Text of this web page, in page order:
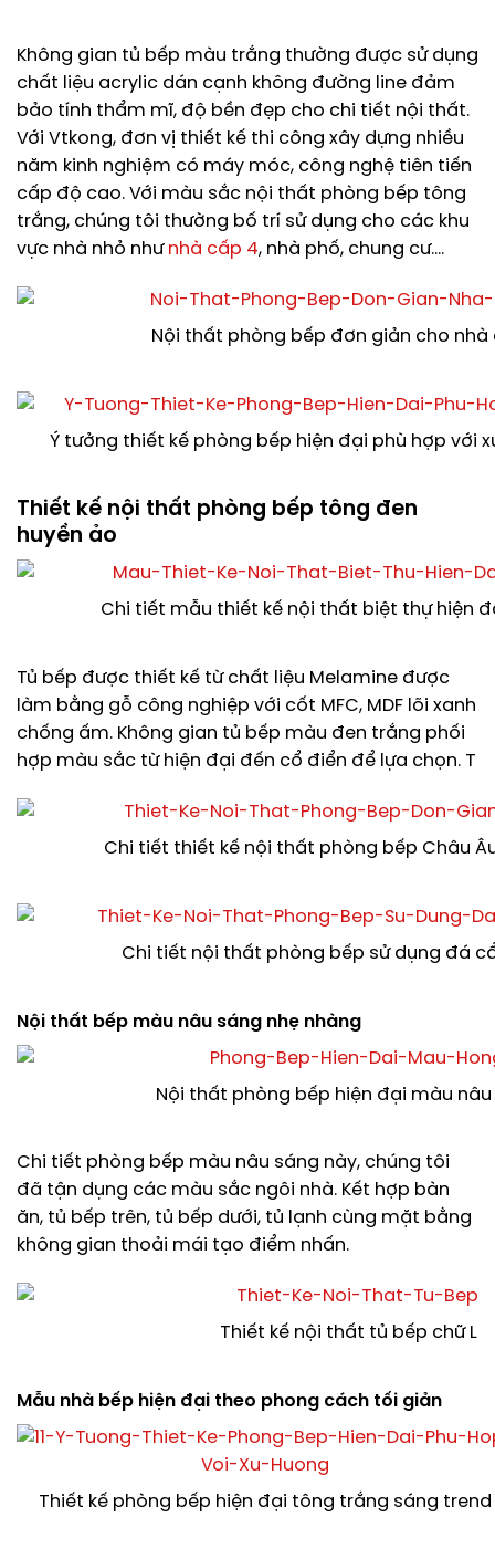
Không gian tủ bếp màu trắng thường được sử dụng
chất liệu acrylic dán cạnh không đường line đảm
bảo tính thẩm mĩ, độ bền đẹp cho chi tiết nội thất.
Với Vtkong, đơn vị thiết kế thi công xây dựng nhiều
năm kinh nghiệm có máy móc, công nghệ tiên tiến
cấp độ cao. Với màu sắc nội thất phòng bếp tông
trắng, chúng tôi thường bố trí sử dụng cho các khu
vực nhà nhỏ như nhà cấp 4, nhà phố, chung cư….
Nội thất phòng bếp đơn giản cho nhà
Ý tưởng thiết kế phòng bếp hiện đại phù hợp với
Thiết kế nội thất phòng bếp tông đen
huyền ảo
Chi tiết mẫu thiết kế nội thất biệt thự hiện
Tủ bếp được thiết kế từ chất liệu Melamine được
làm bằng gỗ công nghiệp với cốt MFC, MDF lõi xanh
chống ấm. Không gian tủ bếp màu đen trắng phối
hợp màu sắc từ hiện đại đến cổ điển để lựa chọn. T
Chi tiết thiết kế nội thất phòng bếp Châu
Chi tiết nội thất phòng bếp sử dụng đá
Nội thất bếp màu nâu sáng nhẹ nhàng
Nội thất phòng bếp hiện đại màu
Chi tiết phòng bếp màu nâu sáng này, chúng tôi
đã tận dụng các màu sắc ngôi nhà. Kết hợp bàn
ăn, tủ bếp trên, tủ bếp dưới, tủ lạnh cùng mặt bằng
không gian thoải mái tạo điểm nhấn.
Thiết kế nội thất tủ bếp chữ L
Mẫu nhà bếp hiện đại theo phong cách tối giản
Thiết kế phòng bếp hiện đại tông trắng sáng trend